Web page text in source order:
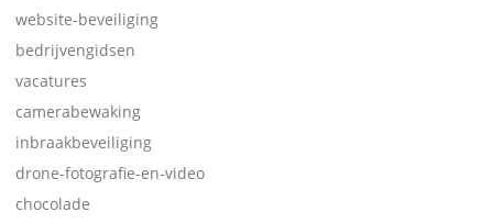
website-beveiliging
bedrijvengidsen
vacatures
camerabewaking
inbraakbeveiliging
drone-fotografie-en-video
chocolade